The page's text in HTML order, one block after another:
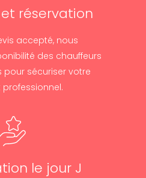
réservation
accepté, nous
des chauffeurs
pour sécuriser votre
le jour J